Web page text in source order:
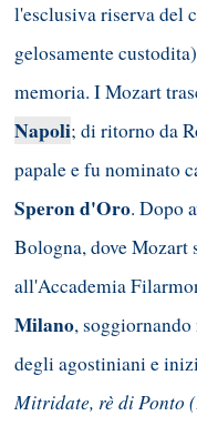
l'esclusiva riserva del
gelosamente
memoria. I Mozart
Napoli; di ritorno da
papale e fu nominato
Speron d'Oro. Dopo
Bologna, dove Mozart
all'Accademia
Milano, soggiornando
degli agostiniani e
Mitridate, rè di Ponto